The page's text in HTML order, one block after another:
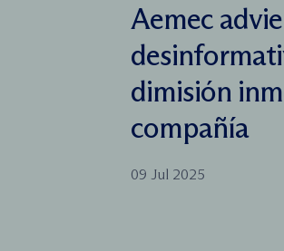
Aemec
dimisión
compañía
09 Jul 2025